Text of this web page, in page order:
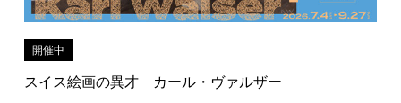
開催中
スイス絵画の異才 カール・ヴァルザー